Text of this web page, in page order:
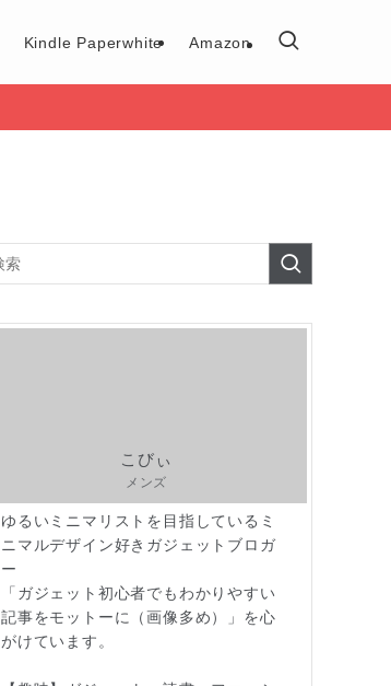
Kindle Paperwhite Amazon
こびぃ
メンズ
ゆるいミニマリストを目指しているミ
ニマルデザイン好きガジェットブロガ
ー
「ガジェット初心者でもわかりやすい
記事をモットーに（画像多め）」を心
がけています。